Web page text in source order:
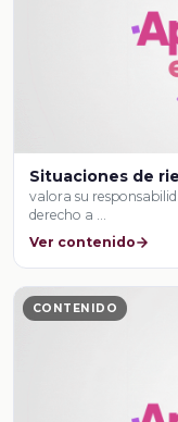
Situaciones de
valora su
derecho a …
Ver contenido
CONTENIDO